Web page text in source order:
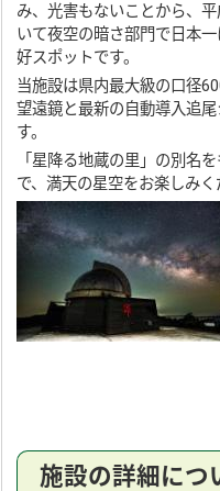
み、光害もないことから、
いて夜空の暗さ部門で日本
好スポットです。
当施設は県内最大級の口径
望遠鏡と最新の自動導入追
す。
「星降る地蔵の里」の別名
で、満天の星空をお楽しみく
施設の詳細につ